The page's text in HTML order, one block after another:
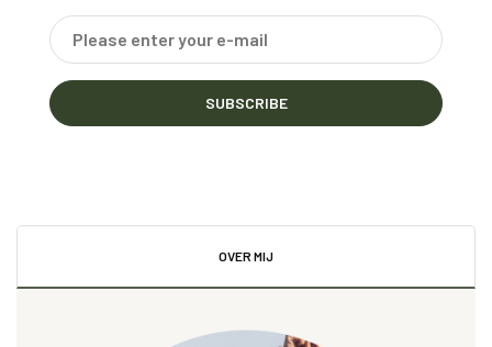
SUBSCRIBE
OVER MIJ